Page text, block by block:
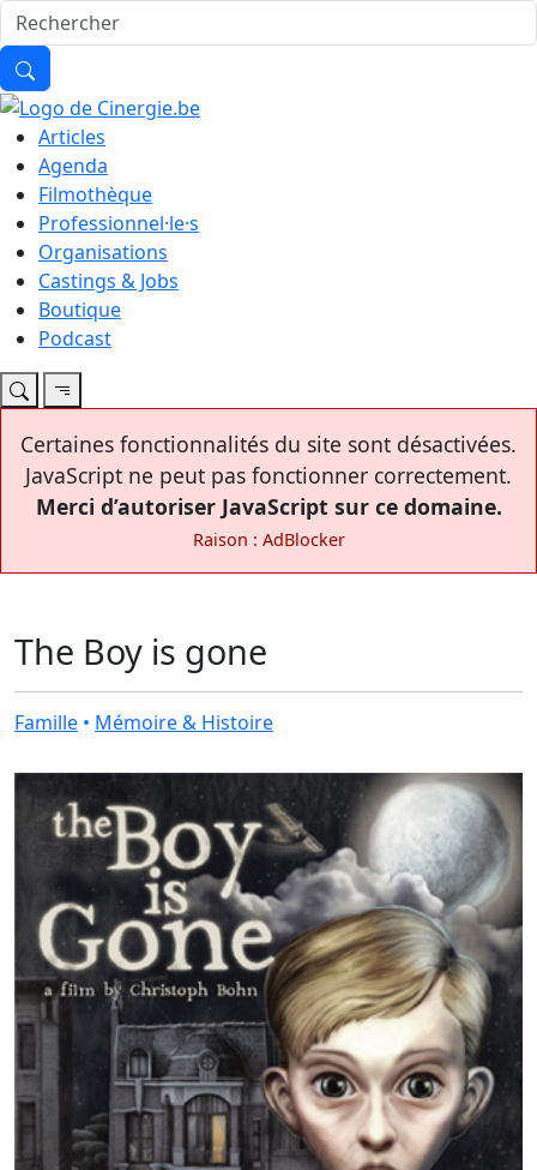
Articles
Agenda
Filmothèque
Professionnel·le·s
Organisations
Castings & Jobs
Boutique
Podcast
Certaines fonctionnalités du site sont désactivées.
JavaScript ne peut pas fonctionner correctement.
Merci d’autoriser JavaScript sur ce domaine.
Raison : AdBlocker
The Boy is gone
Famille • Mémoire & Histoire